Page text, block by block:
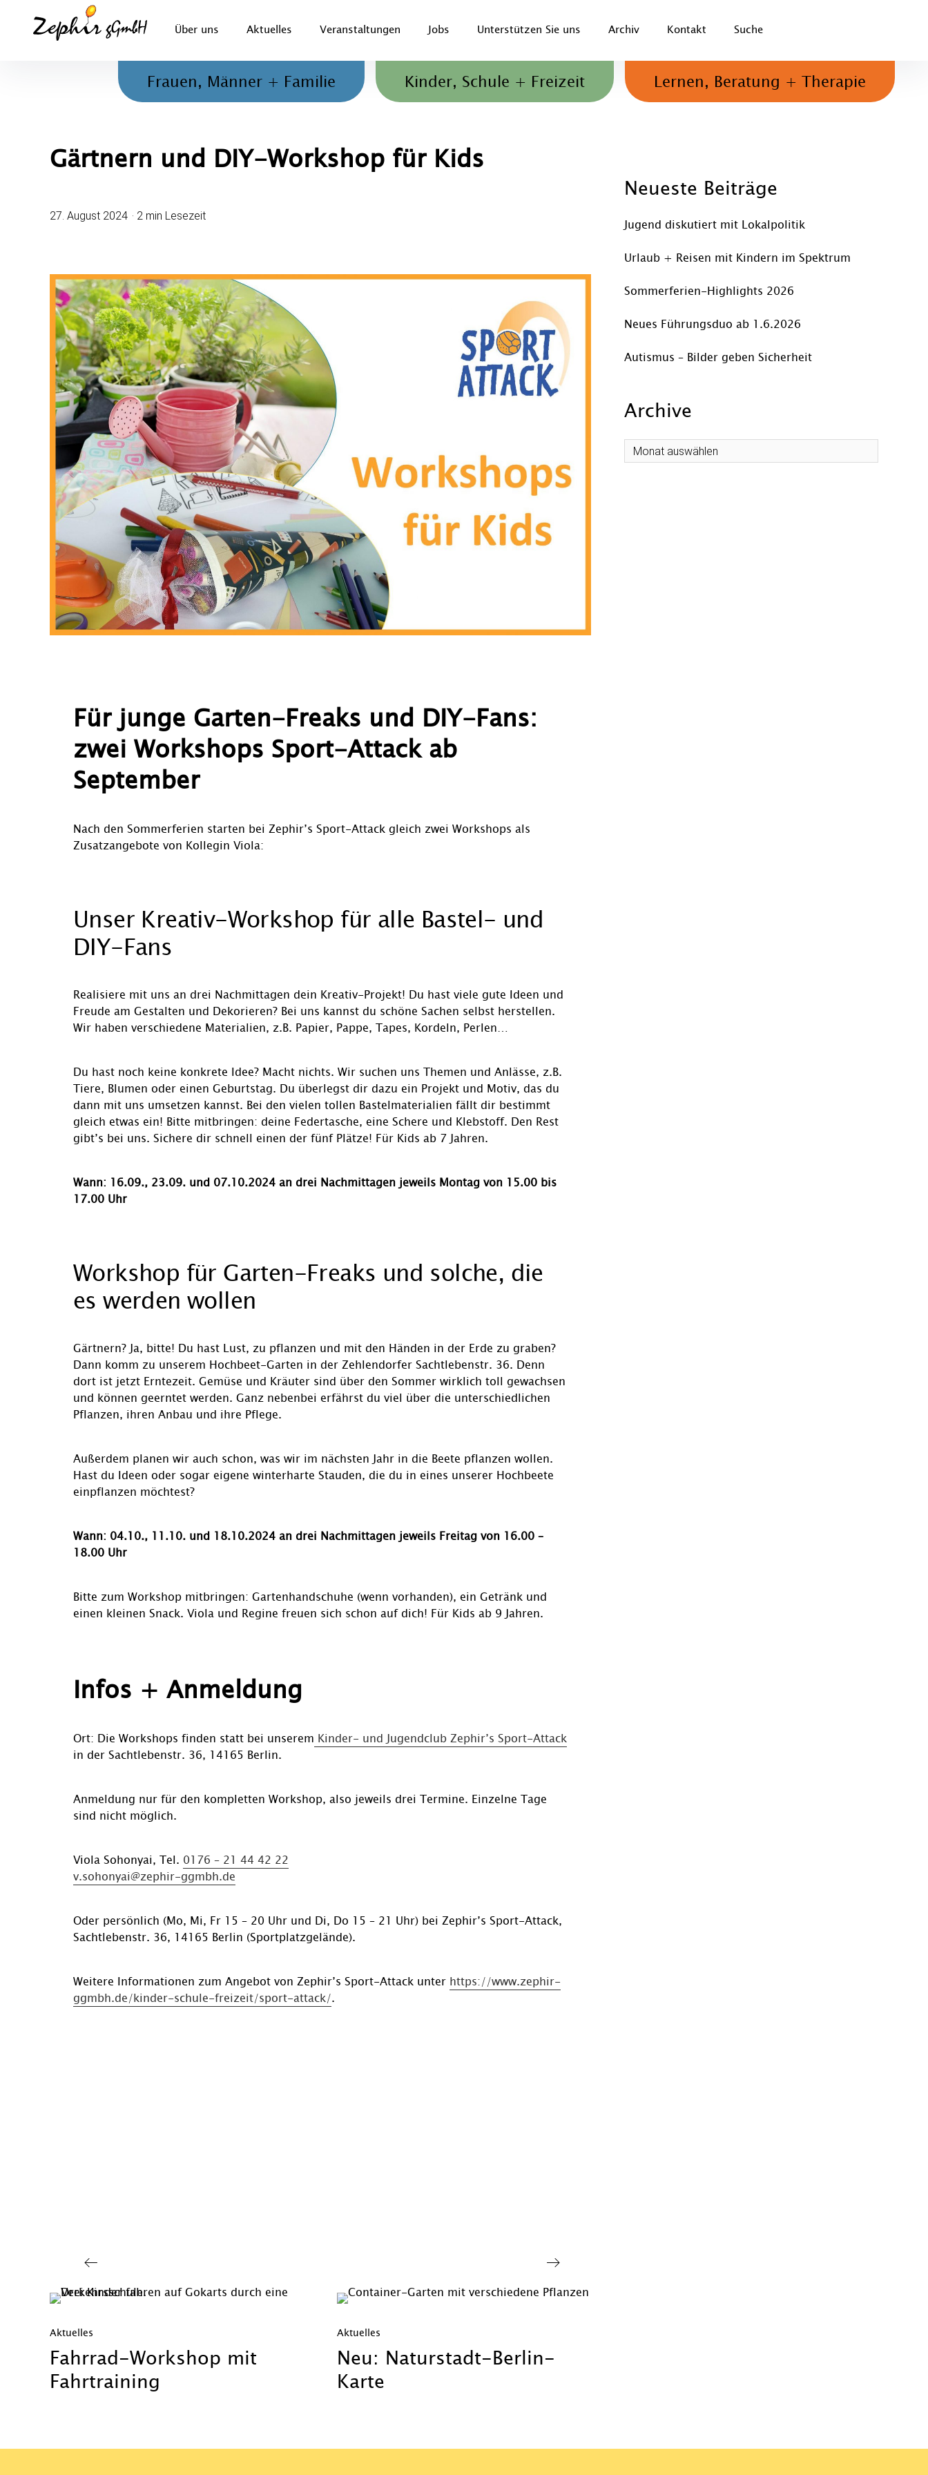
Zephir gGmbH
Beratung, Therapie und ambulante Hilfen für Kinder, Jugendliche und Familien
Über uns Aktuelles Veranstaltungen Jobs Unterstützen Sie uns Archiv Kontakt Suche
Frauen, Männer + Familie Kinder, Schule + Freizeit Lernen, Beratung + Therapie
Gärtnern und DIY-Workshop für Kids
27. August 2024 2 min Lesezeit
Für junge Garten-Freaks und DIY-Fans:
zwei Workshops Sport-Attack ab
September
Nach den Sommerferien starten bei Zephir’s Sport-Attack gleich zwei Workshops als
Zusatzangebote von Kollegin Viola:
Unser Kreativ-Workshop für alle Bastel- und
DIY-Fans
Realisiere mit uns an drei Nachmittagen dein Kreativ-Projekt! Du hast viele gute Ideen und
Freude am Gestalten und Dekorieren? Bei uns kannst du schöne Sachen selbst herstellen.
Wir haben verschiedene Materialien, z.B. Papier, Pappe, Tapes, Kordeln, Perlen…
Du hast noch keine konkrete Idee? Macht nichts. Wir suchen uns Themen und Anlässe, z.B.
Tiere, Blumen oder einen Geburtstag. Du überlegst dir dazu ein Projekt und Motiv, das du
dann mit uns umsetzen kannst. Bei den vielen tollen Bastelmaterialien fällt dir bestimmt
gleich etwas ein! Bitte mitbringen: deine Federtasche, eine Schere und Klebstoff. Den Rest
gibt’s bei uns. Sichere dir schnell einen der fünf Plätze! Für Kids ab 7 Jahren.
Wann: 16.09., 23.09. und 07.10.2024 an drei Nachmittagen jeweils Montag von 15.00 bis
17.00 Uhr
Workshop für Garten-Freaks und solche, die
es werden wollen
Gärtnern? Ja, bitte! Du hast Lust, zu pflanzen und mit den Händen in der Erde zu graben?
Dann komm zu unserem Hochbeet-Garten in der Zehlendorfer Sachtlebenstr. 36. Denn
dort ist jetzt Erntezeit. Gemüse und Kräuter sind über den Sommer wirklich toll gewachsen
und können geerntet werden. Ganz nebenbei erfährst du viel über die unterschiedlichen
Pflanzen, ihren Anbau und ihre Pflege.
Außerdem planen wir auch schon, was wir im nächsten Jahr in die Beete pflanzen wollen.
Hast du Ideen oder sogar eigene winterharte Stauden, die du in eines unserer Hochbeete
einpflanzen möchtest?
Wann: 04.10., 11.10. und 18.10.2024 an drei Nachmittagen jeweils Freitag von 16.00 –
18.00 Uhr
Bitte zum Workshop mitbringen: Gartenhandschuhe (wenn vorhanden), ein Getränk und
einen kleinen Snack. Viola und Regine freuen sich schon auf dich! Für Kids ab 9 Jahren.
Infos + Anmeldung
Ort: Die Workshops finden statt bei unserem Kinder- und Jugendclub Zephir’s Sport-Attack
in der Sachtlebenstr. 36, 14165 Berlin.
Anmeldung nur für den kompletten Workshop, also jeweils drei Termine. Einzelne Tage
sind nicht möglich.
Viola Sohonyai, Tel. 0176 – 21 44 42 22
v.sohonyai@zephir-ggmbh.de
Oder persönlich (Mo, Mi, Fr 15 – 20 Uhr und Di, Do 15 – 21 Uhr) bei Zephir’s Sport-Attack,
Sachtlebenstr. 36, 14165 Berlin (Sportplatzgelände).
Weitere Informationen zum Angebot von Zephir’s Sport-Attack unter https://www.zephir-
ggmbh.de/kinder-schule-freizeit/sport-attack/.
Aktuelles
Fahrrad-Workshop mit
Fahrtraining
Aktuelles
Neu: Naturstadt-Berlin-
Karte
Neueste Beiträge
Jugend diskutiert mit Lokalpolitik
Urlaub + Reisen mit Kindern im Spektrum
Sommerferien-Highlights 2026
Neues Führungsduo ab 1.6.2026
Autismus – Bilder geben Sicherheit
Archive